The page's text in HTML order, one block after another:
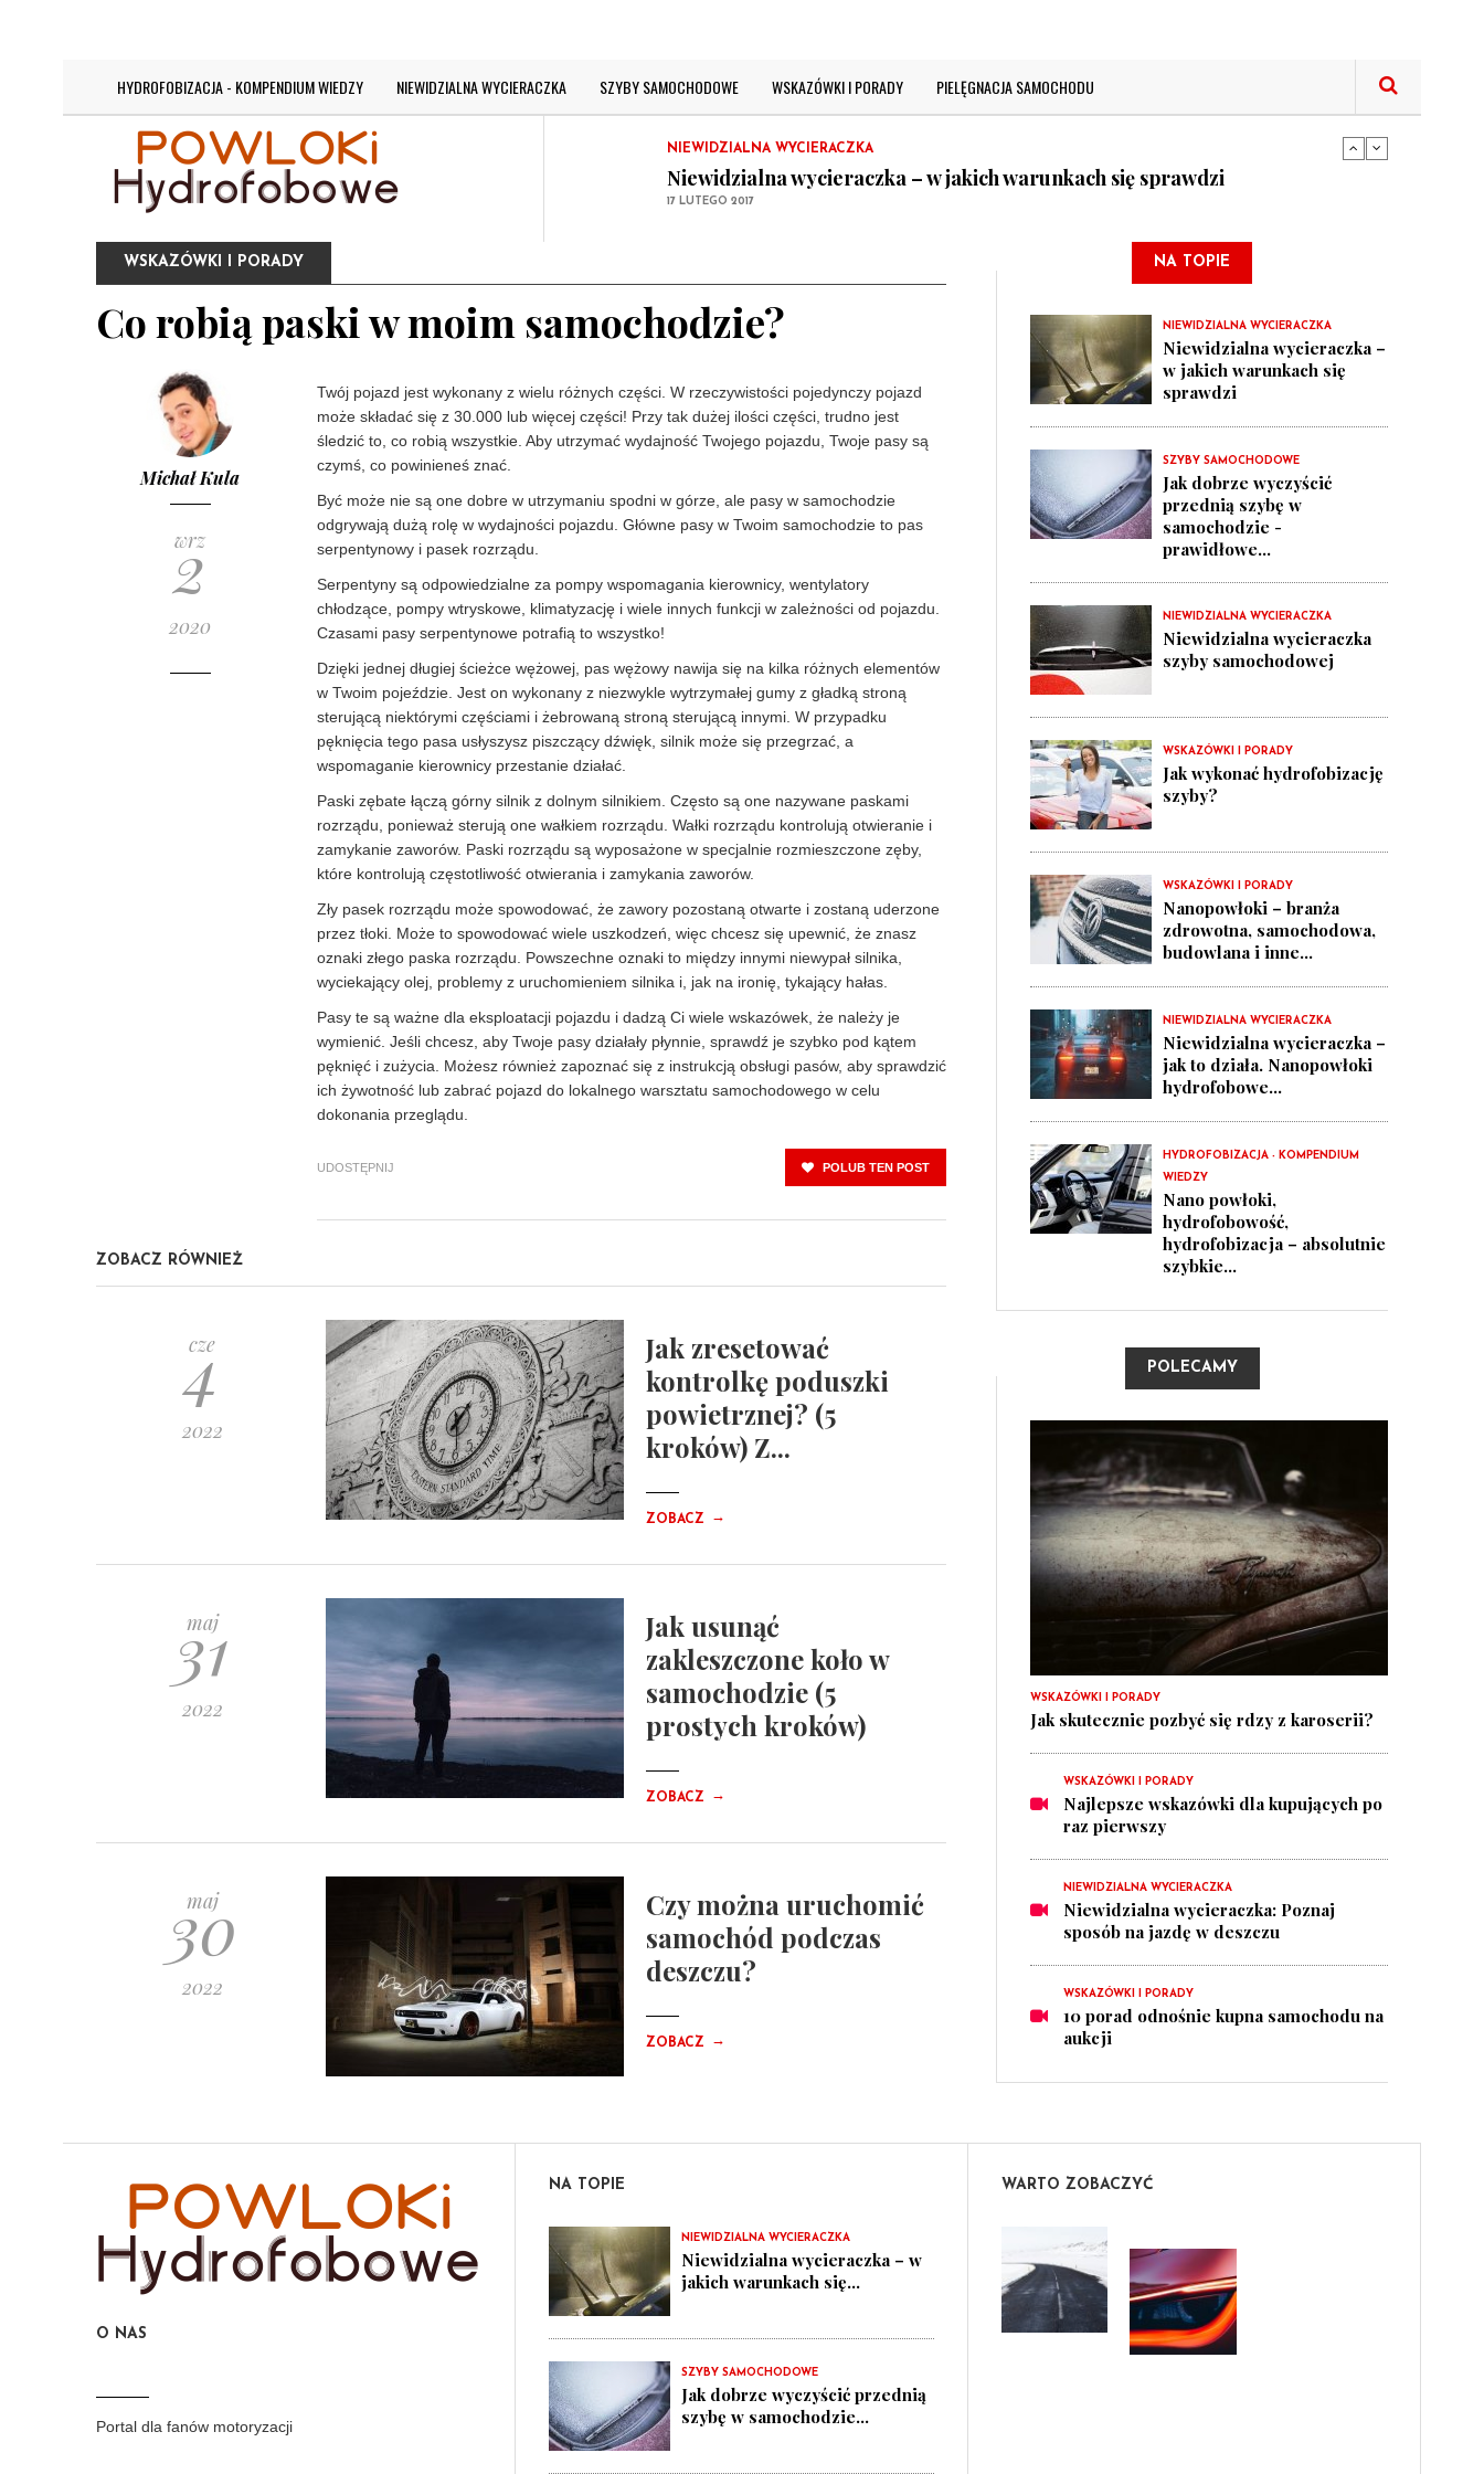
HYDROFOBIZACJA - KOMPENDIUM WIEDZY NIEWIDZIALNA WYCIERACZKA SZYBY SAMOCHODOWE WSKAZÓWKI I PORADY PIELĘGNACJA SAMOCHODU
Niewidzialna wycieraczka szyby samochodowej
17 LUTEGO 2017
NIEWIDZIALNA WYCIERACZKA
Niewidzialna wycieraczka – w jakich warunkach się sprawdzi
17 LUTEGO 2017
Jak dobrze wyczyścić przednią szybę w samochodzie - prawidłowe techniki
Niewidzialna wycieraczka szyby samochodowej
Niewidzialna wycieraczka – w jakich warunkach się sprawdzi
17 LUTEGO 2017
WSKAZÓWKI I PORADY
Co robią paski w moim samochodzie?
Michał Kula
wrz
2
2020
Twój pojazd jest wykonany z wielu różnych części. W rzeczywistości pojedynczy pojazd
może składać się z 30.000 lub więcej części! Przy tak dużej ilości części, trudno jest
śledzić to, co robią wszystkie. Aby utrzymać wydajność Twojego pojazdu, Twoje pasy są
czymś, co powinieneś znać.
Być może nie są one dobre w utrzymaniu spodni w górze, ale pasy w samochodzie
odgrywają dużą rolę w wydajności pojazdu. Główne pasy w Twoim samochodzie to pas
serpentynowy i pasek rozrządu.
Serpentyny są odpowiedzialne za pompy wspomagania kierownicy, wentylatory
chłodzące, pompy wtryskowe, klimatyzację i wiele innych funkcji w zależności od pojazdu.
Czasami pasy serpentynowe potrafią to wszystko!
Dzięki jednej długiej ścieżce wężowej, pas wężowy nawija się na kilka różnych elementów
w Twoim pojeździe. Jest on wykonany z niezwykle wytrzymałej gumy z gładką stroną
sterującą niektórymi częściami i żebrowaną stroną sterującą innymi. W przypadku
pęknięcia tego pasa usłyszysz piszczący dźwięk, silnik może się przegrzać, a
wspomaganie kierownicy przestanie działać.
Paski zębate łączą górny silnik z dolnym silnikiem. Często są one nazywane paskami
rozrządu, ponieważ sterują one wałkiem rozrządu. Wałki rozrządu kontrolują otwieranie i
zamykanie zaworów. Paski rozrządu są wyposażone w specjalnie rozmieszczone zęby,
które kontrolują częstotliwość otwierania i zamykania zaworów.
Zły pasek rozrządu może spowodować, że zawory pozostaną otwarte i zostaną uderzone
przez tłoki. Może to spowodować wiele uszkodzeń, więc chcesz się upewnić, że znasz
oznaki złego paska rozrządu. Powszechne oznaki to między innymi niewypał silnika,
wyciekający olej, problemy z uruchomieniem silnika i, jak na ironię, tykający hałas.
Pasy te są ważne dla eksploatacji pojazdu i dadzą Ci wiele wskazówek, że należy je
wymienić. Jeśli chcesz, aby Twoje pasy działały płynnie, sprawdź je szybko pod kątem
pęknięć i zużycia. Możesz również zapoznać się z instrukcją obsługi pasów, aby sprawdzić
ich żywotność lub zabrać pojazd do lokalnego warsztatu samochodowego w celu
dokonania przeglądu.
UDOSTĘPNIJ POLUB TEN POST
ZOBACZ RÓWNIEŻ
cze
4
2022
Jak zresetować
kontrolkę poduszki
powietrznej? (5
kroków) Z...
ZOBACZ →
maj
31
2022
Jak usunąć
zakleszczone koło w
samochodzie (5
prostych kroków)
ZOBACZ →
maj
30
2022
Czy można uruchomić
samochód podczas
deszczu?
ZOBACZ →
NA TOPIE
NIEWIDZIALNA WYCIERACZKA
Niewidzialna wycieraczka –
w jakich warunkach się
sprawdzi
SZYBY SAMOCHODOWE
Jak dobrze wyczyścić
przednią szybę w
samochodzie -
prawidłowe...
NIEWIDZIALNA WYCIERACZKA
Niewidzialna wycieraczka
szyby samochodowej
WSKAZÓWKI I PORADY
Jak wykonać hydrofobizację
szyby?
WSKAZÓWKI I PORADY
Nanopowłoki – branża
zdrowotna, samochodowa,
budowlana i inne...
NIEWIDZIALNA WYCIERACZKA
Niewidzialna wycieraczka –
jak to działa. Nanopowłoki
hydrofobowe...
HYDROFOBIZACJA - KOMPENDIUM
WIEDZY
Nano powłoki,
hydrofobowość,
hydrofobizacja – absolutnie
szybkie...
POLECAMY
WSKAZÓWKI I PORADY
Jak skutecznie pozbyć się rdzy z karoserii?
WSKAZÓWKI I PORADY
Najlepsze wskazówki dla kupujących po
raz pierwszy
NIEWIDZIALNA WYCIERACZKA
Niewidzialna wycieraczka: Poznaj
sposób na jazdę w deszczu
WSKAZÓWKI I PORADY
10 porad odnośnie kupna samochodu na
aukcji
O NAS
Portal dla fanów motoryzacji
NA TOPIE
NIEWIDZIALNA WYCIERACZKA
Niewidzialna wycieraczka – w
jakich warunkach się...
SZYBY SAMOCHODOWE
Jak dobrze wyczyścić przednią
szybę w samochodzie...
WARTO ZOBACZYĆ